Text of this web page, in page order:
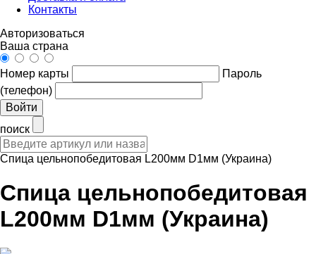
Контакты
Авторизоваться
Ваша страна
Номер карты
Пароль
(телефон)
Войти
поиск
Спица цельнопобедитовая L200мм D1мм (Украина)
Спица цельнопобедитовая
L200мм D1мм (Украина)